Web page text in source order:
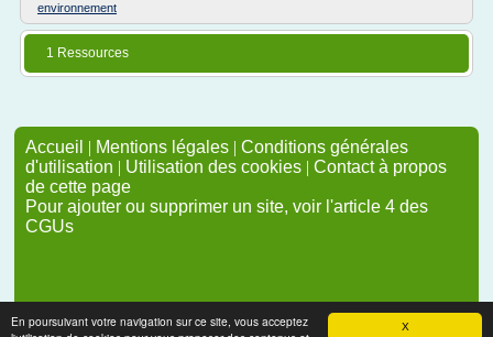
X
En poursuivant votre navigation sur ce site, vous acceptez
environnement
1 Ressources
Accueil | Mentions légales | Conditions générales
d'utilisation | Utilisation des cookies | Contact à propos
de cette page
Pour ajouter ou supprimer un site, voir l'article 4 des
CGUs